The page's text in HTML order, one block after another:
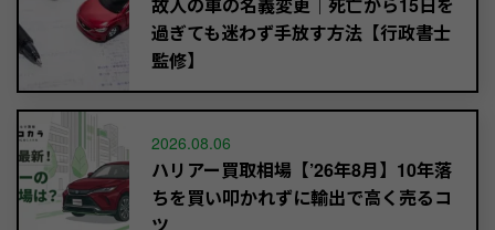
故人の車の名義変更｜死亡から15日を
過ぎても迷わず手放す方法【行政書士
監修】
2026.08.06
ハリアー買取相場【’26年8月】10年落
ちを買い叩かれずに輸出で高く売るコ